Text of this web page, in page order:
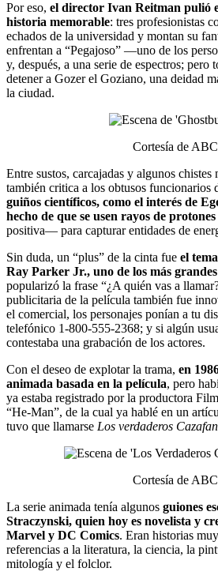
Por eso, el director Ivan Reitman pulió
historia memorable: tres profesionistas
echados de la universidad y montan su
enfrentan a “Pegajoso” —uno de los
y, después, a una serie de espectros; pero
detener a Gozer el Goziano, una deidad
la ciudad.
Cortesía de
Entre sustos, carcajadas y algunos chistes
también critica a los obtusos funcionarios
guiños científicos, como el interés de
hecho de que se usen rayos de protones
positiva— para capturar entidades de
Sin duda, un “plus” de la cinta fue el
Ray Parker Jr., uno de los más grandes
popularizó la frase “¿A quién vas a
publicitaria de la película también fue
el comercial, los personajes ponían a tu
telefónico 1-800-555-2368; y si algún
contestaba una grabación de los actores.
Con el deseo de explotar la trama, en
animada basada en la película, pero
ya estaba registrado por la productora
“He-Man”, de la cual ya hablé en un
tuvo que llamarse Los verdaderos
Cortesía de
La serie animada tenía algunos guiones
Straczynski, quien hoy es novelista y
Marvel y DC Comics. Eran historias
referencias a la literatura, la ciencia, la
mitología y el folclor.